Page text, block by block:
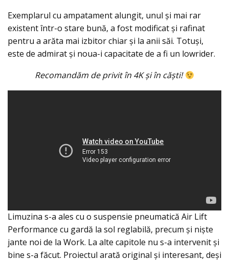
Exemplarul cu ampatament alungit, unul şi mai rar
existent într-o stare bună, a fost modificat şi rafinat
pentru a arăta mai izbitor chiar şi la anii săi. Totuşi,
este de admirat şi noua-i capacitate de a fi un lowrider.
Recomandăm de privit în 4K şi în căşti!
Limuzina s-a ales cu o suspensie pneumatică Air Lift
Performance cu gardă la sol reglabilă, precum şi nişte
jante noi de la Work. La alte capitole nu s-a intervenit şi
bine s-a făcut. Proiectul arată original și interesant, deși